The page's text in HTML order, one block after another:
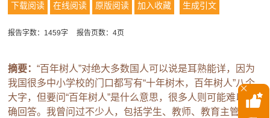
下载阅读 在线阅读 原版阅读 加入收藏 生成引文
报告字数：1459字 报告页数：4页
摘要：“百年树人”对绝大多数国人可以说是耳熟能详，因为
我国很多中小学校的门口都写有“十年树木，百年树人”八个
大字，但要问“百年树人”是什么意思，很多人则可能难以准
确回答。我曾问过不少人，包括学生、教师、教育主管部门